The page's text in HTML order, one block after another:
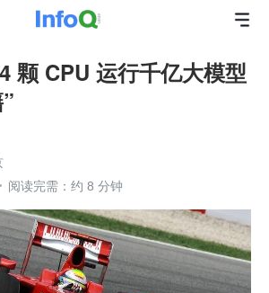
颗 CPU 运行千亿大模型
阅读完需：约 8 分钟